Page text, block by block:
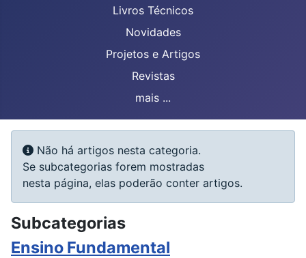
Livros Técnicos
Novidades
Projetos e Artigos
Revistas
mais ...
Informação
Não há artigos nesta categoria.
Se subcategorias forem mostradas
nesta página, elas poderão conter artigos.
Subcategorias
Ensino Fundamental